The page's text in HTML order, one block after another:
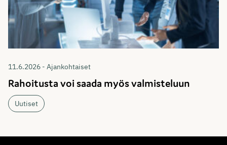
11.6.2026 - Ajankohtaiset
Rahoitusta voi saada myös valmisteluun
Uutiset